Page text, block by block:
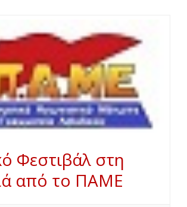
Φεστιβάλ στη
από το ΠΑΜΕ